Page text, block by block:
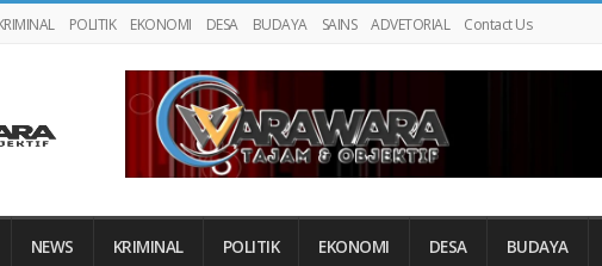
POLITIK EKONOMI DESA BUDAYA SAINS ADVETORIAL Contact Us
NEWS KRIMINAL POLITIK EKONOMI DESA BUDAYA